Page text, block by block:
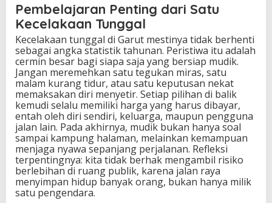
Pembelajaran Penting dari Satu
Kecelakaan Tunggal
Kecelakaan tunggal di Garut mestinya tidak berhenti
sebagai angka statistik tahunan. Peristiwa itu adalah
cermin besar bagi siapa saja yang bersiap mudik.
Jangan meremehkan satu tegukan miras, satu
malam kurang tidur, atau satu keputusan nekat
memaksakan diri menyetir. Setiap pilihan di balik
kemudi selalu memiliki harga yang harus dibayar,
entah oleh diri sendiri, keluarga, maupun pengguna
jalan lain. Pada akhirnya, mudik bukan hanya soal
sampai kampung halaman, melainkan kemampuan
menjaga nyawa sepanjang perjalanan. Refleksi
terpentingnya: kita tidak berhak mengambil risiko
berlebihan di ruang publik, karena jalan raya
menyimpan hidup banyak orang, bukan hanya milik
satu pengendara.